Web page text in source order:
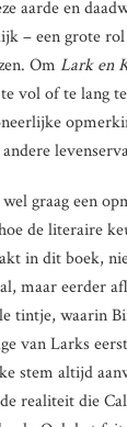
aarde en
– een grote
Om Lark en
te vol of te lang
graag een
de literaire
in dit boek,
maar eerder
tintje, waarin
van Larks
stem altijd
realiteit die